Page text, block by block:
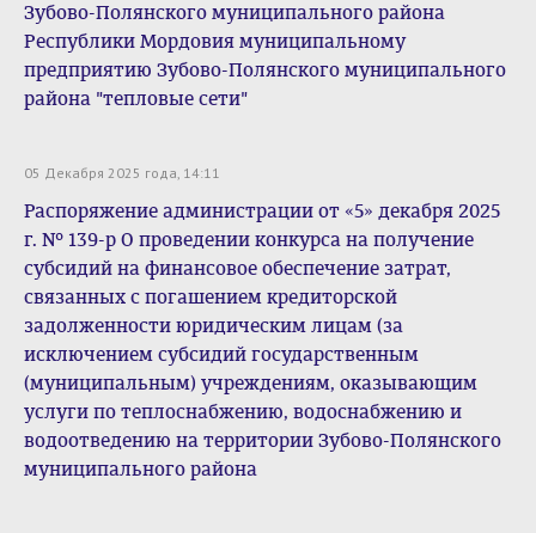
Зубово-Полянского муниципального района
Республики Мордовия муниципальному
предприятию Зубово-Полянского муниципального
района "тепловые сети"
05 Декабря 2025 года, 14:11
Распоряжение администрации от «5» декабря 2025
г. № 139-р О проведении конкурса на получение
субсидий на финансовое обеспечение затрат,
связанных с погашением кредиторской
задолженности юридическим лицам (за
исключением субсидий государственным
(муниципальным) учреждениям, оказывающим
услуги по теплоснабжению, водоснабжению и
водоотведению на территории Зубово-Полянского
муниципального района